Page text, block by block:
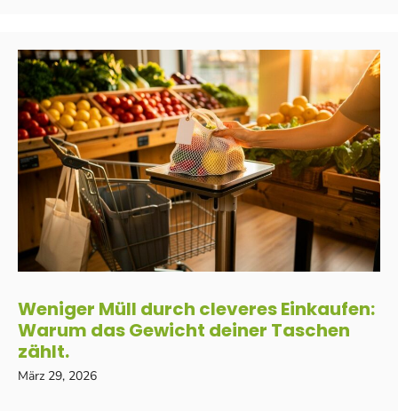
Weniger Müll durch cleveres Einkaufen:
Warum das Gewicht deiner Taschen
zählt.
März 29, 2026